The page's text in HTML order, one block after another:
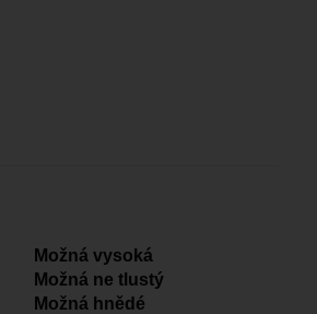
Možná vysoká
Možná ne tlustý
Možná hnědé